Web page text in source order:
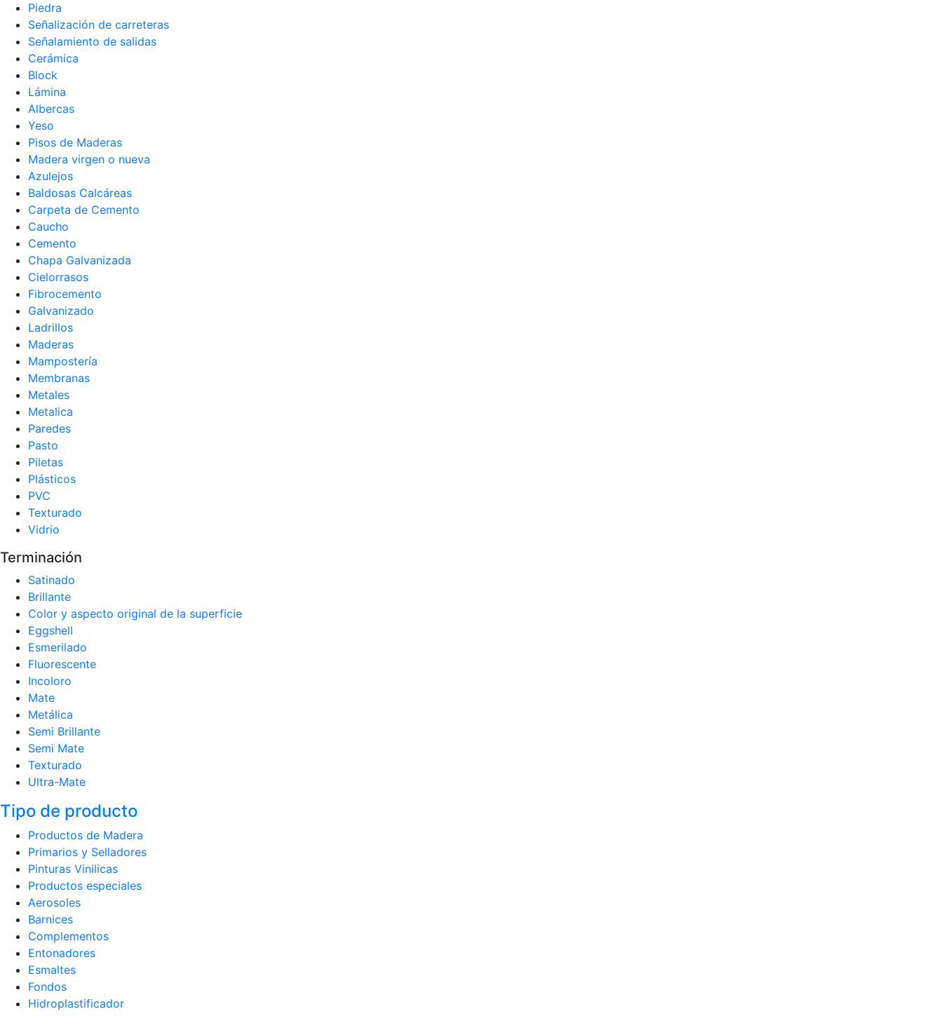
Piedra
Señalización de carreteras
Señalamiento de salidas
Cerámica
Block
Lámina
Albercas
Yeso
Pisos de Maderas
Madera virgen o nueva
Azulejos
Baldosas Calcáreas
Carpeta de Cemento
Caucho
Cemento
Chapa Galvanizada
Cielorrasos
Fibrocemento
Galvanizado
Ladrillos
Maderas
Mampostería
Membranas
Metales
Metalica
Paredes
Pasto
Piletas
Plásticos
PVC
Texturado
Vidrio
Terminación
Satinado
Brillante
Color y aspecto original de la superficie
Eggshell
Esmerilado
Fluorescente
Incoloro
Mate
Metálica
Semi Brillante
Semi Mate
Texturado
Ultra-Mate
Tipo de producto
Productos de Madera
Primarios y Selladores
Pinturas Vinilicas
Productos especiales
Aerosoles
Barnices
Complementos
Entonadores
Esmaltes
Fondos
Hidroplastificador